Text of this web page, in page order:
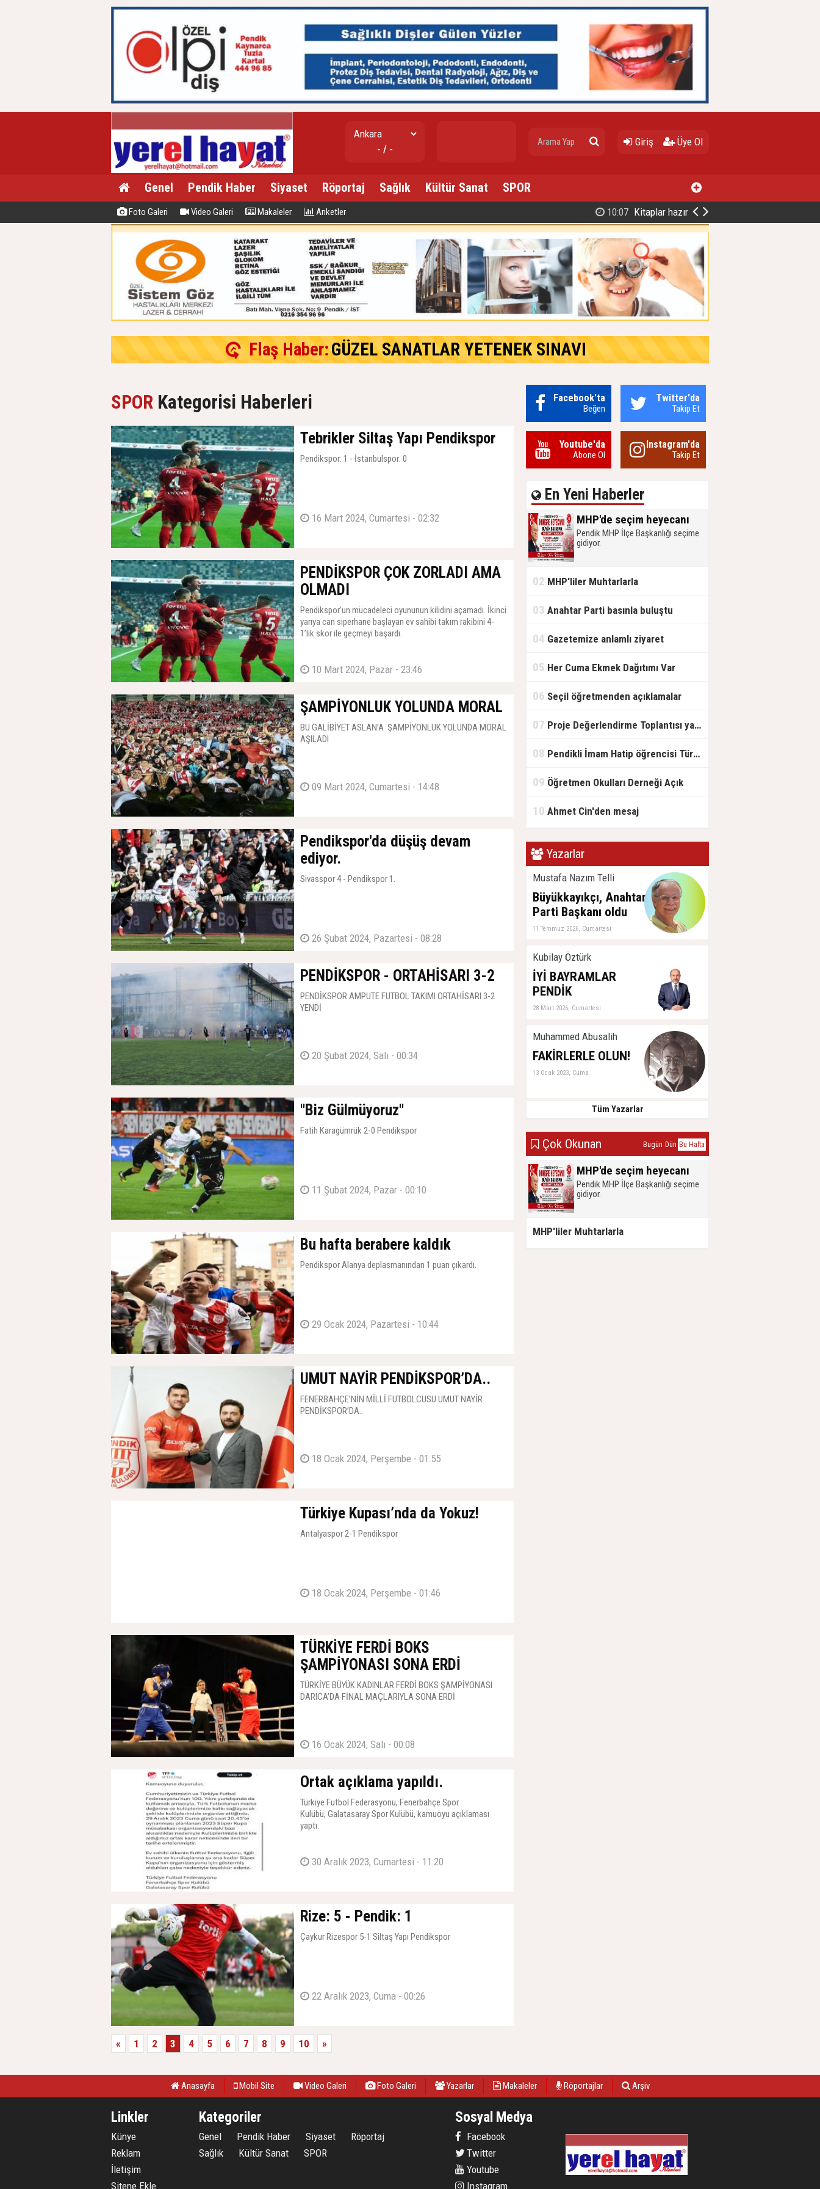
- / -
Giriş Üye Ol
Genel Pendik Haber Siyaset Röportaj Sağlık Kültür Sanat SPOR
Foto Galeri Video Galeri Makaleler Anketler 10:07 Kitaplar hazır
Flaş Haber:GÜZEL SANATLAR YETENEK SINAVI
SPOR Kategorisi Haberleri
Tebrikler Siltaş Yapı Pendikspor
Pendikspor: 1 - İstanbulspor: 0
16 Mart 2024, Cumartesi - 02:32
PENDİKSPOR ÇOK ZORLADI AMA
OLMADI
Pendikspor’un mücadeleci oyununun kilidini açamadı. İkinci
yarıya can siperhane başlayan ev sahibi takım rakibini 4-
1’lik skor ile geçmeyi başardı.
10 Mart 2024, Pazar - 23:46
ŞAMPİYONLUK YOLUNDA MORAL
BU GALİBİYET ASLAN’A ŞAMPİYONLUK YOLUNDA MORAL
AŞILADI
09 Mart 2024, Cumartesi - 14:48
Pendikspor'da düşüş devam
ediyor.
Sivasspor 4 - Pendikspor 1.
26 Şubat 2024, Pazartesi - 08:28
PENDİKSPOR - ORTAHİSARI 3-2
PENDİKSPOR AMPUTE FUTBOL TAKIMI ORTAHİSARI 3-2
YENDİ
20 Şubat 2024, Salı - 00:34
"Biz Gülmüyoruz"
Fatih Karagümrük 2-0 Pendikspor
11 Şubat 2024, Pazar - 00:10
Bu hafta berabere kaldık
Pendikspor Alanya deplasmanından 1 puan çıkardı.
29 Ocak 2024, Pazartesi - 10:44
UMUT NAYİR PENDİKSPOR’DA..
FENERBAHÇE’NİN MİLLİ FUTBOLCUSU UMUT NAYİR
PENDİKSPOR’DA..
18 Ocak 2024, Perşembe - 01:55
Türkiye Kupası’nda da Yokuz!
Antalyaspor 2-1 Pendikspor
18 Ocak 2024, Perşembe - 01:46
TÜRKİYE FERDİ BOKS
ŞAMPİYONASI SONA ERDİ
TÜRKİYE BÜYÜK KADINLAR FERDİ BOKS ŞAMPİYONASI
DARICA’DA FİNAL MAÇLARIYLA SONA ERDİ
16 Ocak 2024, Salı - 00:08
Ortak açıklama yapıldı.
Türkiye Futbol Federasyonu, Fenerbahçe Spor
Kulübü, Galatasaray Spor Kulübü, kamuoyu açıklaması
yaptı.
30 Aralık 2023, Cumartesi - 11:20
Rize: 5 - Pendik: 1
Çaykur Rizespor 5-1 Siltaş Yapı Pendikspor
22 Aralık 2023, Cuma - 00:26
« 1 2 3 4 5 6 7 8 9 10 »
Facebook'ta
Beğen
Twitter'da
Takip Et
Youtube'da
Abone Ol
Instagram'da
Takip Et
En Yeni Haberler
MHP'de seçim heyecanı
Pendik MHP İlçe Başkanlığı seçime
gidiyor.
02 MHP'liler Muhtarlarla
03 Anahtar Parti basınla buluştu
04 Gazetemize anlamlı ziyaret
05 Her Cuma Ekmek Dağıtımı Var
06 Seçil öğretmenden açıklamalar
07 Proje Değerlendirme Toplantısı yapıldı.
08 Pendikli İmam Hatip öğrencisi Türkiye Birincisi
09 Öğretmen Okulları Derneği Açık
10 Ahmet Cin'den mesaj
Yazarlar
Mustafa Nazım Telli
Büyükkayıkçı, Anahtar
Parti Başkanı oldu
11 Temmuz 2026, Cumartesi
Kubilay Öztürk
İYİ BAYRAMLAR
PENDİK
28 Mart 2026, Cumartesi
Muhammed Abusalih
FAKİRLERLE OLUN!
13 Ocak 2023, Cuma
Tüm Yazarlar
Çok Okunan Bugün Dün Bu Hafta
MHP'de seçim heyecanı
Pendik MHP İlçe Başkanlığı seçime
gidiyor.
MHP'liler Muhtarlarla
Anasayfa Mobil Site Video Galeri Foto Galeri Yazarlar Makaleler Röportajlar Arşiv
Linkler
Künye
Reklam
İletişim
Sitene Ekle
Kategoriler
Genel Pendik Haber Siyaset
Röportaj
Sağlık
Kültür Sanat SPOR
Sosyal Medya
Facebook
Twitter
Youtube
Instagram